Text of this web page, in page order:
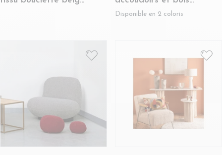
naturel - ZAIA
Disponible en 2 coloris